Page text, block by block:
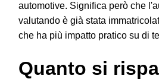
automotive. Significa però che
valutando è già stata
che ha più impatto pratico su di
Quanto si